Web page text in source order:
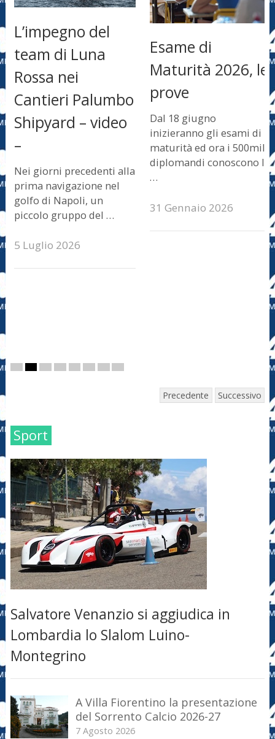
L’impegno del
team di Luna
Rossa nei
Cantieri Palumbo
Shipyard – video
–
Nei giorni precedenti alla
prima navigazione nel
golfo di Napoli, un
piccolo gruppo del …
5 Luglio 2026
Esame di
Maturità 2026, le
prove
Dal 18 giugno
inizieranno gli esami di
maturità ed ora i 500mila
diplomandi conoscono le
…
31 Gennaio 2026
Precedente Successivo
Sport
Salvatore Venanzio si aggiudica in
Lombardia lo Slalom Luino-
Montegrino
A Villa Fiorentino la presentazione
del Sorrento Calcio 2026-27
7 Agosto 2026